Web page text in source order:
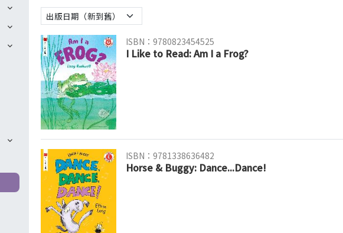
ISBN：9780823454525
I Like to Read: Am I a Frog?
ISBN：9781338636482
Horse & Buggy: Dance...Dance!